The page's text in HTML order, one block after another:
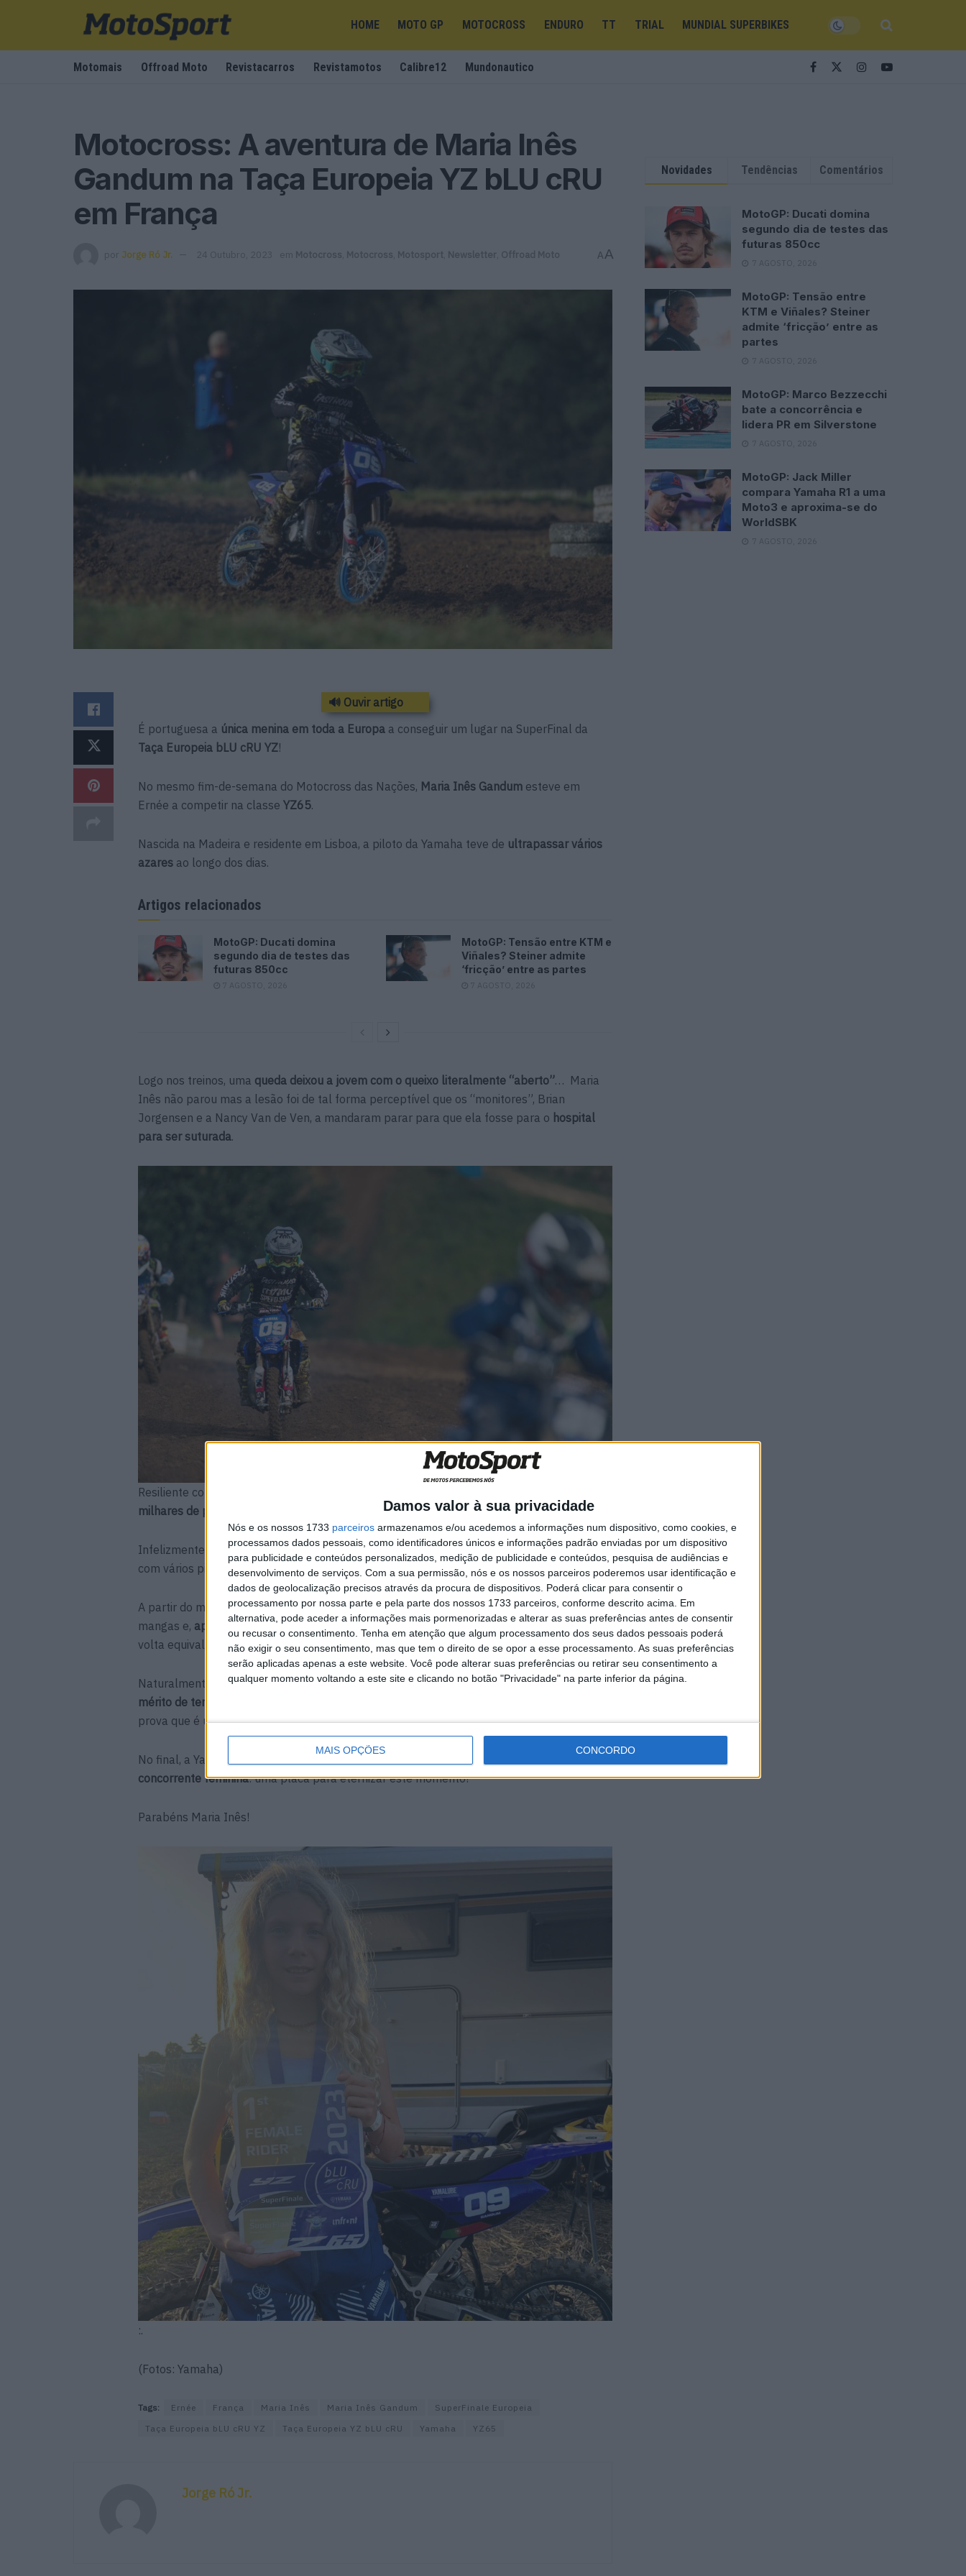
Damos valor à sua privacidade
Nós e os nossos 1733 parceiros armazenamos e/ou acedemos a informações num dispositivo, como cookies, e
processamos dados pessoais, como identificadores únicos e informações padrão enviadas por um dispositivo
para publicidade e conteúdos personalizados, medição de publicidade e conteúdos, pesquisa de audiências e
desenvolvimento de serviços. Com a sua permissão, nós e os nossos parceiros poderemos usar identificação e
dados de geolocalização precisos através da procura de dispositivos. Poderá clicar para consentir o
processamento por nossa parte e pela parte dos nossos 1733 parceiros, conforme descrito acima. Em
alternativa, pode aceder a informações mais pormenorizadas e alterar as suas preferências antes de consentir
ou recusar o consentimento. Tenha em atenção que algum processamento dos seus dados pessoais poderá
não exigir o seu consentimento, mas que tem o direito de se opor a esse processamento. As suas preferências
serão aplicadas apenas a este website. Você pode alterar suas preferências ou retirar seu consentimento a
qualquer momento voltando a este site e clicando no botão "Privacidade" na parte inferior da página.
MAIS OPÇÕES CONCORDO
HOME MOTO GP MOTOCROSS ENDURO TT TRIAL MUNDIAL SUPERBIKES
Motomais Offroad Moto Revistacarros Revistamotos Calibre12 Mundonautico
Motocross: A aventura de Maria Inês
Gandum na Taça Europeia YZ bLU cRU
em França
por Jorge Ró Jr. 24 Outubro, 2023 em Motocross Motocross Motosport Newsletter Offroad Moto AA
🔊 Ouvir artigo
É portuguesa a única menina em toda a Europa a conseguir um lugar na SuperFinal da
Taça Europeia bLU cRU YZ!
No mesmo fim-de-semana do Motocross das Nações, Maria Inês Gandum esteve em
Ernée a competir na classe YZ65.
Nascida na Madeira e residente em Lisboa, a piloto da Yamaha teve de ultrapassar vários
azares ao longo dos dias.
Artigos relacionados
MotoGP: Ducati domina
segundo dia de testes das
futuras 850cc
7 AGOSTO, 2026
MotoGP: Tensão entre KTM e
Viñales? Steiner admite
‘fricção’ entre as partes
7 AGOSTO, 2026
Logo nos treinos, uma queda deixou a jovem com o queixo literalmente “aberto”… Maria
Inês não parou mas a lesão foi de tal forma perceptível que os “monitores”, Brian
Jorgensen e a Nancy Van de Ven, a mandaram parar para que ela fosse para o hospital
para ser suturada.
Resiliente como sempre, a n.º 09 alinhou na corrida perante um
milhares de pessoas!
Infelizmente, logo na primeira volta, Maria Inês ficouatascada na lama numa subidajunto
com vários pilotos e perdeu mais de um minuto.
A partir do momento em que conseguiu retomar a corrida, a portuguesa arregaçou as
mangas e, apesar do tempo perdido, logrou terminar na 36.ª posição, com tempos por
volta equivalentes ao 25.º classificado.
Naturalmente frustrada com todo o azar ao longo do fim-de-semana, nada lhe retira o
mérito de ter sido a única menina na Europa
prova que é umaimportante “montra” de futuros jovens valores do Motocross!
No final, a Yamaha Europa decidiu chamá-la ao pódio para receber o
concorrente feminina: uma placa para eternizar este momento!
Parabéns Maria Inês!
:.
(Fotos: Yamaha)
Tags: Ernée França Maria Inês Maria Inês Gandum
SuperFinale Europeia
Taça Europeia bLU cRU YZ
Taça Europeia YZ bLU cRU Yamaha YZ65
Jorge Ró Jr.
Novidades Tendências Comentários
MotoGP: Ducati domina
segundo dia de testes das
futuras 850cc
7 AGOSTO, 2026
MotoGP: Tensão entre
KTM e Viñales? Steiner
admite ‘fricção’ entre as
partes
7 AGOSTO, 2026
MotoGP: Marco Bezzecchi
bate a concorrência e
lidera PR em Silverstone
7 AGOSTO, 2026
MotoGP: Jack Miller
compara Yamaha R1 a uma
Moto3 e aproxima-se do
WorldSBK
7 AGOSTO, 2026